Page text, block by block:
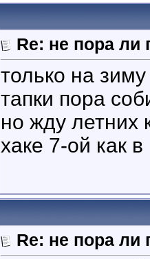
Re: не пора ли
только на
тапки пора
но жду летних
хаке 7-ой как
Re: не пора ли